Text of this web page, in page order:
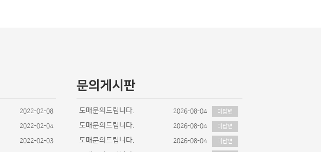
2022-02-08
2022-02-04
2022-02-03
문의게시판
도매문의드립니다. 2026-08-04 미답변
도매문의드립니다. 2026-08-04 미답변
도매문의드립니다. 2026-08-04 미답변